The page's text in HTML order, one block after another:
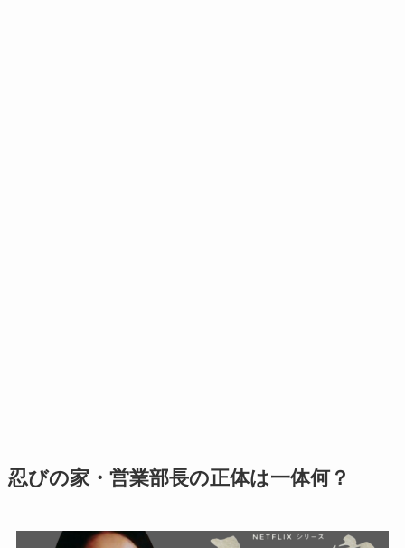
忍びの家・営業部長の正体は一体何？